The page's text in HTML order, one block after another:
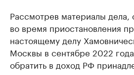
Рассмотрев материалы дела,
во время приостановления
настоящему делу
Москвы в сентябре 2022
обратить в доход РФ